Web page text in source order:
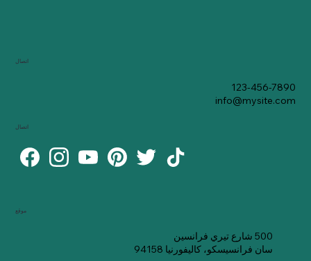
موقع
500 شارع تيري فرانسين
سان فرانسيسكو، كاليفورنيا 94158
اتصال
123-456-7890
info@mysite.com
اتصال